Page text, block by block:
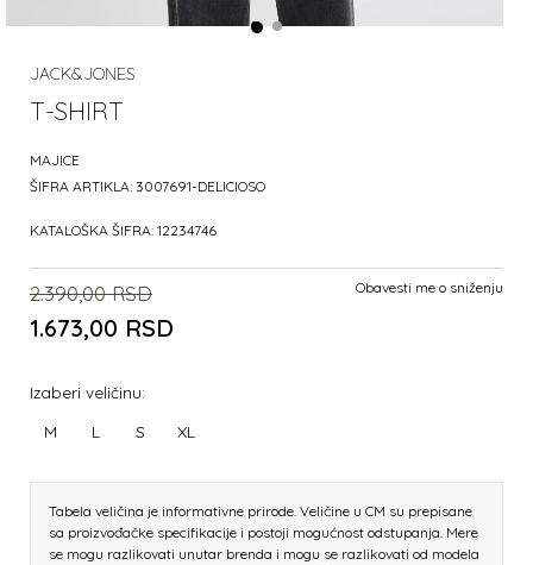
JACK&JONES
T-SHIRT
MAJICE
ŠIFRA ARTIKLA: 3007691-DELICIOSO
KATALOŠKA ŠIFRA: 12234746
2.390,00 RSD
1.673,00 RSD
Obavesti me o sniženju
Izaberi veličinu:
M L S XL
Tabela veličina je informativne prirode. Veličine u CM su prepisane
sa proizvođačke specifikacije i postoji mogućnost odstupanja. Mere
se mogu razlikovati unutar brenda i mogu se razlikovati od modela